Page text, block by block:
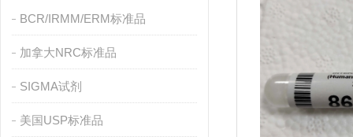
BCR/IRMM/ERM标准品
加拿大NRC标准品
SIGMA试剂
美国USP标准品